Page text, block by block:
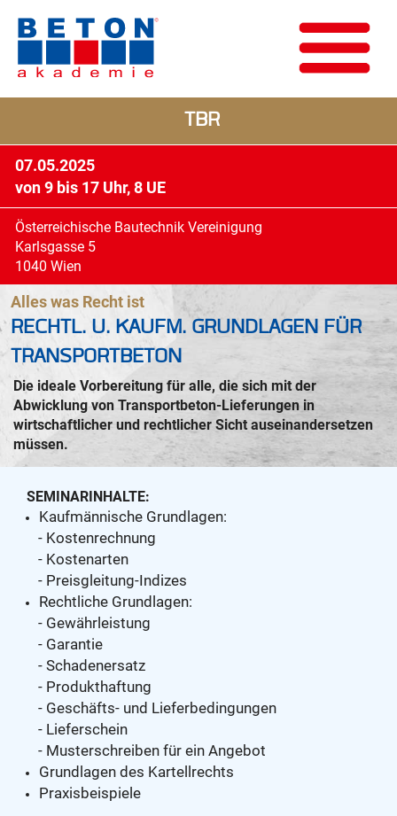
Alles was Recht ist
RECHTL. U. KAUFM. GRUNDLAGEN FÜR
TRANSPORTBETON
Die ideale Vorbereitung für alle, die sich mit der
Abwicklung von Transportbeton-Lieferungen in
wirtschaftlicher und rechtlicher Sicht auseinandersetzen
müssen.
TBR
07.05.2025
von 9 bis 17 Uhr, 8 UE
Österreichische Bautechnik Vereinigung
Karlsgasse 5
1040 Wien
SEMINARINHALTE:
Kaufmännische Grundlagen:
- Kostenrechnung
- Kostenarten
- Preisgleitung-Indizes
Rechtliche Grundlagen:
- Gewährleistung
- Garantie
- Schadenersatz
- Produkthaftung
- Geschäfts- und Lieferbedingungen
- Lieferschein
- Musterschreiben für ein Angebot
Grundlagen des Kartellrechts
Praxisbeispiele